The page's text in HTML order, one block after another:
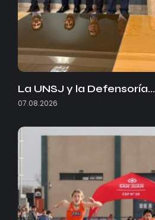
La UNSJ y la Defensoría…
07.08.2026